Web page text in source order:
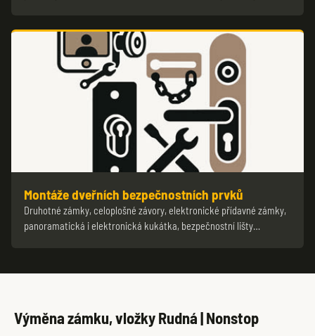
Montáže dveřních bezpečnostních prvků
Druhotné zámky, celoplošné závory, elektronické přídavné zámky,
panoramatická i elektronická kukátka, bezpečnostní lišty…
Výměna zámku, vložky Rudná | Nonstop